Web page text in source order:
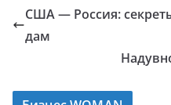
США — Россия:
дам